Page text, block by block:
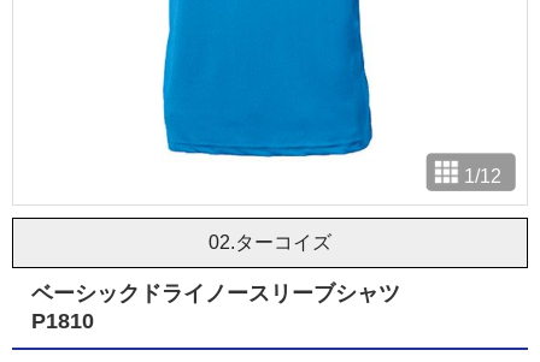
02.ターコイズ
1 /12
ベーシックドライノースリーブシャツ
P1810